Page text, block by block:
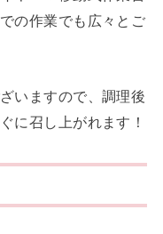
の作業でも広々とご
いますので、調理後
に召し上がれます！